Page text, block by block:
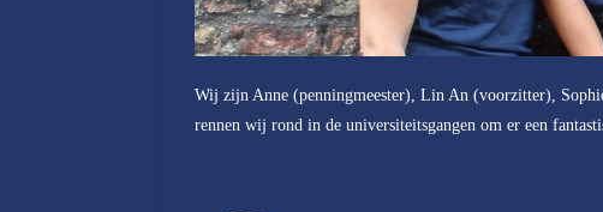
Wij zijn Anne (penningmeester), Lin An (voorzitter),
rennen wij rond in de universiteitsgangen om er een